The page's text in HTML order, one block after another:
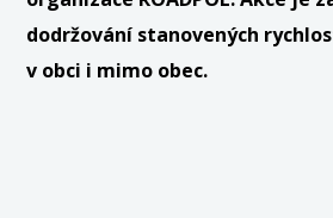
dodržování stanovených
v obci i mimo obec.